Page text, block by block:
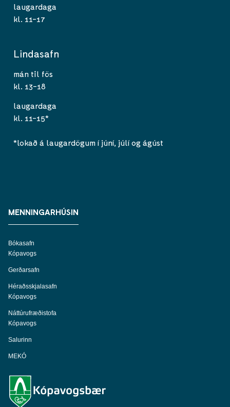
laugardaga
kl. 11-17
Lindasafn
mán til fös
kl. 13-18
laugardaga
kl. 11-15*
*lokað á laugardögum í júní, júlí og ágúst
MENNINGARHÚSIN
Bókasafn
Kópavogs
Gerðarsafn
Héraðsskjalasafn
Kópavogs
Náttúrufræðistofa
Kópavogs
Salurinn
MEKÓ